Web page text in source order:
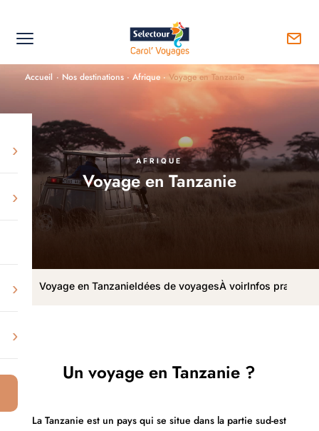
›
›
›
›
Accueil · Nos destinations · Afrique · Voyage en Tanzanie
AFRIQUE
Voyage en Tanzanie
Voyage en TanzanieIdées de voyagesÀ voirInfos pratiques
Un voyage en Tanzanie ?
La Tanzanie est un pays qui se situe dans la partie sud-est